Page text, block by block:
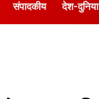
संपादकीय देश-दुनिया